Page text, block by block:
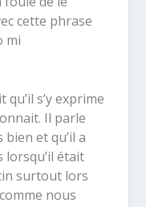
cette phrase
mi
s’y exprime
Il parle
et qu’il a
lorsqu’il était
surtout lors
nous